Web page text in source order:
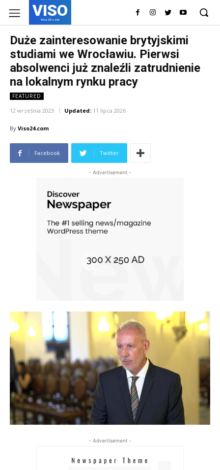
VISO
Viso24.com
Duże zainteresowanie brytyjskimi
studiami we Wrocławiu. Pierwsi
absolwenci już znaleźli zatrudnienie
na lokalnym rynku pracy
FEATURED
12 września 2023 Updated: 11 lipca 2026
By Viso24.com
Facebook Twitter
- Advertisement -
- Advertisement -